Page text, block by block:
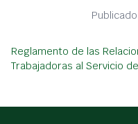
Reglamento de las
Trabajadoras al Servicio